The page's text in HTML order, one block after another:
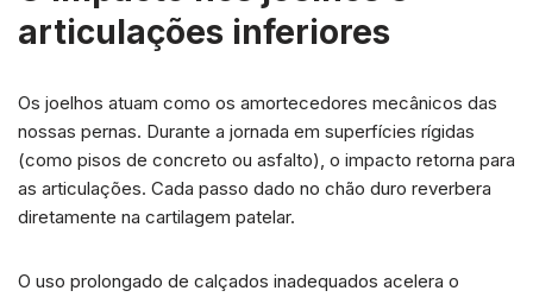
articulações inferiores
Os joelhos atuam como os amortecedores mecânicos das
nossas pernas. Durante a jornada em superfícies rígidas
(como pisos de concreto ou asfalto), o impacto retorna para
as articulações. Cada passo dado no chão duro reverbera
diretamente na cartilagem patelar.
O uso prolongado de calçados inadequados acelera o